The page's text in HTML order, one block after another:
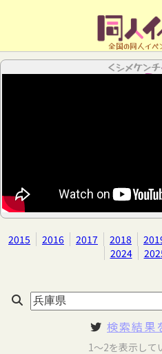
全国の同人イベ
＜シメケン
2015 2016 2017 2018
2024
検索結果
1～2を表示して